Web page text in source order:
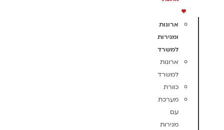
ארונות
ומגירות
למשרד
ארונות
למשרד
כוורת
מערכת
עם
מגירות